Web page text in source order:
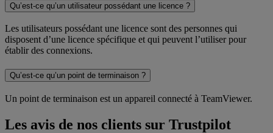
Qu’est-ce qu’un utilisateur possédant une licence ?
Les utilisateurs possédant une licence sont des personnes qui
disposent d’une licence spécifique et qui peuvent l’utiliser pour
établir des connexions.
Qu’est-ce qu’un point de terminaison ?
Un point de terminaison est un appareil connecté à TeamViewer.
Les avis de nos clients sur Trustpilot